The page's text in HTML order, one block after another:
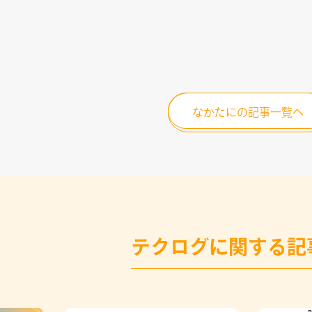
なかたにの記事一覧へ
テクログに関する記